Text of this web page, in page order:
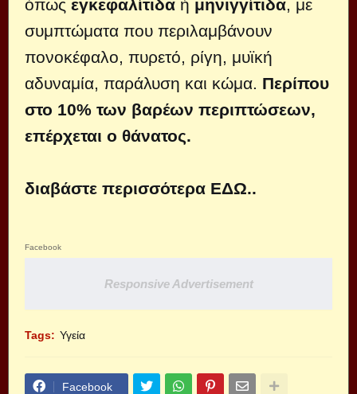
όπως εγκεφαλίτιδα ή μηνιγγίτιδα, με
συμπτώματα που περιλαμβάνουν
πονοκέφαλο, πυρετό, ρίγη, μυϊκή
αδυναμία, παράλυση και κώμα. Περίπου
στο 10% των βαρέων περιπτώσεων,
επέρχεται ο θάνατος.
διαβάστε περισσότερα ΕΔΩ..
Facebook
Responsive Advertisement
Tags: Υγεία
Facebook